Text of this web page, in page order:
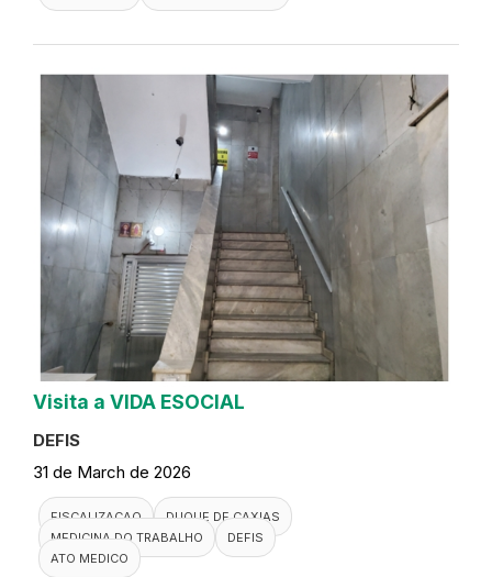
Visita a VIDA ESOCIAL
DEFIS
31 de March de 2026
FISCALIZACAO
DUQUE DE CAXIAS
MEDICINA DO TRABALHO
DEFIS
ATO MEDICO